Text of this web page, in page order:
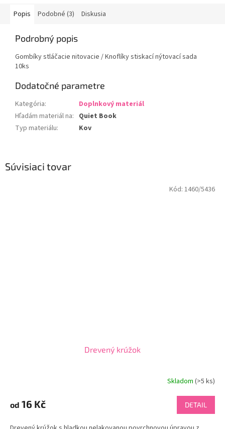
Súvisiaci tovar
Drevený krúžok
Skladom (>5 ks)
od 16 Kč DETAIL
Kód: 1460/5436
Popis Podobné (3) Diskusia
Podrobný popis
Gombíky stláčacie nitovacie / Knoflíky stiskací nýtovací sada
10ks
Dodatočné parametre
Kategória:
Doplnkový materiál
Hľadám materiál na: Quiet Book
Typ materiálu: Kov